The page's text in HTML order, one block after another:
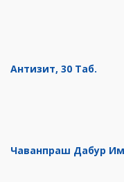
Антизит, 30 Таб.
Чаванпраш Дабур